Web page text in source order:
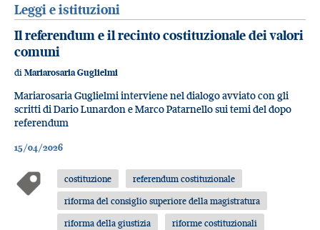
Leggi e istituzioni
Il referendum e il recinto costituzionale dei valori
comuni
di Mariarosaria Guglielmi
Mariarosaria Guglielmi interviene nel dialogo avviato con gli
scritti di Dario Lunardon e Marco Patarnello sui temi del dopo
referendum
15/04/2026
costituzione
referendum costituzionale
riforma del consiglio superiore della magistratura
riforma della giustizia
riforme costituzionali